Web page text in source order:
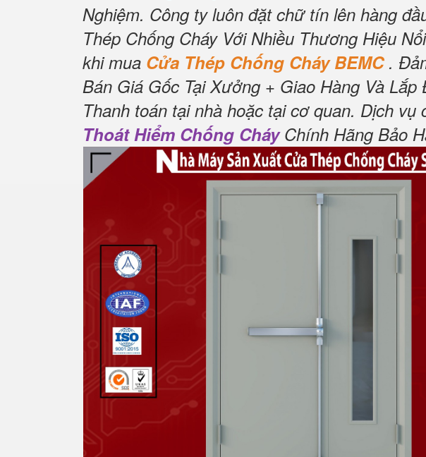
Nghiệm. Công ty luôn đặt chữ tín lên hàng
Thép Chống Cháy Với Nhiều Thương Hiệu
khi mua Cửa Thép Chống Cháy BEMC .
Bán Giá Gốc Tại Xưởng + Giao Hàng Và
Thanh toán tại nhà hoặc tại cơ quan. Dịch vụ
Thoát Hiểm Chống CháyChính Hãng Bảo